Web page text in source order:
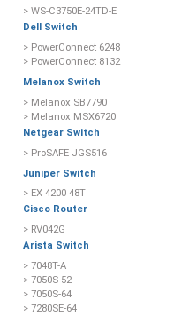
> WS-C3750E-24TD-E
Dell Switch
> PowerConnect 6248
> PowerConnect 8132
Melanox Switch
> Melanox SB7790
> Melanox MSX6720
Netgear Switch
> ProSAFE JGS516
Juniper Switch
> EX 4200 48T
Cisco Router
> RV042G
Arista Switch
> 7048T-A
> 7050S-52
> 7050S-64
> 7280SE-64